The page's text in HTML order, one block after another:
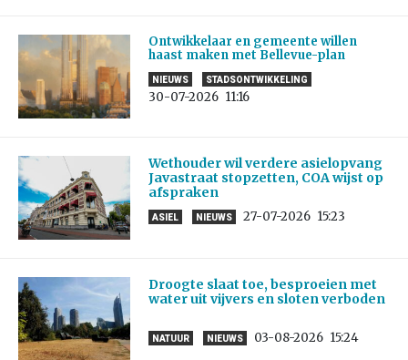
Ontwikkelaar en gemeente willen
haast maken met Bellevue-plan
NIEUWS STADSONTWIKKELING
30-07-2026 11:16
Wethouder wil verdere asielopvang
Javastraat stopzetten, COA wijst op
afspraken
ASIEL NIEUWS 27-07-2026 15:23
Droogte slaat toe, besproeien met
water uit vijvers en sloten verboden
NATUUR NIEUWS 03-08-2026 15:24